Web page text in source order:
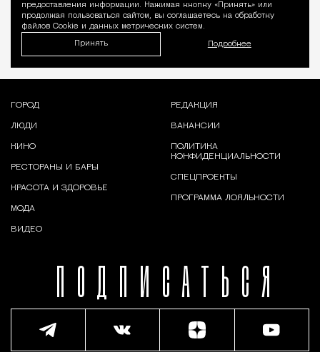
предоставления информации. Нажимая кнопку «Принять» или
продолжая пользоваться сайтом, вы соглашаетесь на обработку
файлов Cookie и данных метрических систем.
Принять Подробнее
ПОДПИСАТЬСЯ
ГОРОД
ЛЮДИ
КИНО
РЕСТОРАНЫ И БАРЫ
КРАСОТА И ЗДОРОВЬЕ
МОДА
ВИДЕО
РЕДАКЦИЯ
ВАКАНСИИ
ПОЛИТИКА
КОНФИДЕНЦИАЛЬНОСТИ
СПЕЦПРОЕКТЫ
ПРОГРАММА ЛОЯЛЬНОСТИ